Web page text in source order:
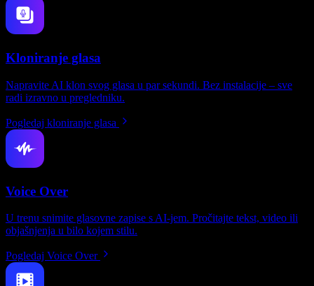
Kloniranje glasa
Napravite AI klon svog glasa u par sekundi. Bez instalacije – sve
radi izravno u pregledniku.
Pogledaj kloniranje glasa
Voice Over
U trenu snimite glasovne zapise s AI-jem. Pročitajte tekst, video ili
objašnjenja u bilo kojem stilu.
Pogledaj Voice Over